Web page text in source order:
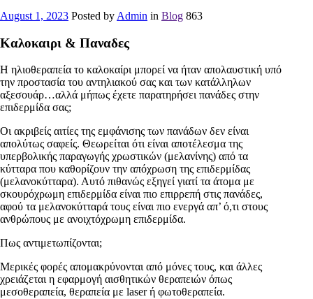
August 1, 2023 Posted by Admin in Blog 863
Καλοκαιρι & Παναδες
Η ηλιοθεραπεία το καλοκαίρι μπορεί να ήταν απολαυστική υπό
την προστασία του αντηλιακού σας και των κατάλληλων
αξεσουάρ…αλλά μήπως έχετε παρατηρήσει πανάδες στην
επιδερμίδα σας;
Οι ακριβείς αιτίες της εμφάνισης των πανάδων δεν είναι
απολύτως σαφείς. Θεωρείται ότι είναι αποτέλεσμα της
υπερβολικής παραγωγής χρωστικών (μελανίνης) από τα
κύτταρα που καθορίζουν την απόχρωση της επιδερμίδας
(μελανοκύτταρα). Αυτό πιθανώς εξηγεί γιατί τα άτομα με
σκουρόχρωμη επιδερμίδα είναι πιο επιρρεπή στις πανάδες,
αφού τα μελανοκύτταρά τους είναι πιο ενεργά απ’ ό,τι στους
ανθρώπους με ανοιχτόχρωμη επιδερμίδα.
Πως αντιμετωπίζονται;
Μερικές φορές απομακρύνονται από μόνες τους, και άλλες
χρειάζεται η εφαρμογή αισθητικών θεραπειών όπως
μεσοθεραπεία, θεραπεία με laser ή φωτοθεραπεία.